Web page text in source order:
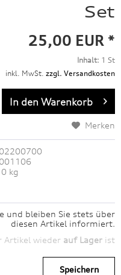
Set
25,00 EUR *
Inhalt: 1 St
inkl. MwSt. zzgl. Versandkosten
In den Warenkorb
Merken
kg
und bleiben Sie stets über
diesen Artikel informiert.
Artikel wieder auf Lager ist
Speichern